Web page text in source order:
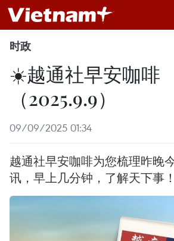
时政
☀️越通社早安咖啡
（2025.9.9）
09/09/2025 01:34
越通社早安咖啡为您梳理昨晚
讯，早上几分钟，了解天下事！